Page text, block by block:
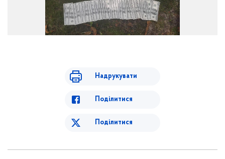
Надрукувати
Поділитися
Поділитися